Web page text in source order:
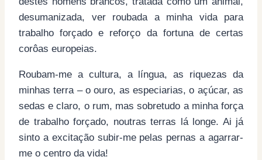
desumanizada, ver roubada a minha vida para
trabalho forçado e reforço da fortuna de certas
corôas europeias.
Roubam-me a cultura, a língua, as riquezas da
minhas terra – o ouro, as especiarias, o açúcar, as
sedas e claro, o rum, mas sobretudo a minha força
de trabalho forçado, noutras terras lá longe. Ai já
sinto a excitação subir-me pelas pernas a agarrar-
me o centro da vida!